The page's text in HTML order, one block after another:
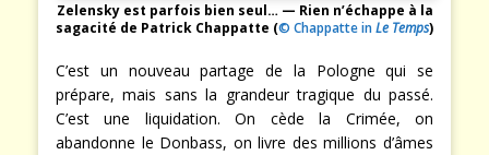
Zelensky est parfois bien seul… — Rien n’échappe à la
sagacité de Patrick Chappatte (© Chappatte inLe Temps)
C’est un nouveau partage de la Pologne qui se
prépare, mais sans la grandeur tragique du passé.
C’est une liquidation. On cède la Crimée, on
abandonne le Donbass, on livre des millions d’âmes